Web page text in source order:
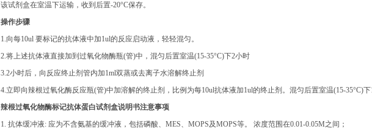
该试剂盒在室温下运输，收到后置-20°C保存。
操作步骤
1.向每10ul 要标记的抗体液中加1ul的反应启动液，轻轻混匀。
2.将上述抗体液直接加到过氧化物酶瓶(管)中，混匀后置室温(15-35°C)下2小时
3.2小时后，向反应终止剂管内加1ml双蒸或去离子水溶解终止剂
4.立即向辣根过氧化酶反应瓶(管)中加溶解的终止剂，比例为每10ul抗体液加1ul的终止剂。混匀后置室温(15-35°C)下
辣根过氧化物酶标记抗体蛋白试剂盒说明书注意事项
1. 抗体缓冲液: 应为不含氨基的缓冲液，包括磷酸、 MES、 MOPS及MOPS等。 浓度范围在0.01-0.05M之间；